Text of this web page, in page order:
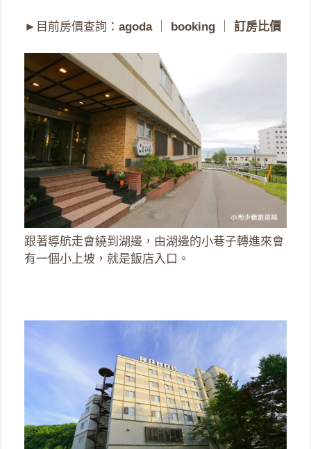
►目前房價查詢： agoda｜ booking 訂房比價
跟著導航走會繞到湖邊，由湖邊的小巷子轉進來會
有一個小上坡，就是飯店入口。